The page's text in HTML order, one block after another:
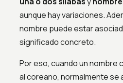
aunque hay variaciones.
nombre puede estar
significado concreto.
Por eso, cuando un nombre
al coreano, normalmente se